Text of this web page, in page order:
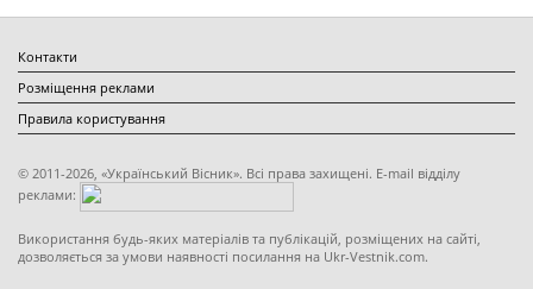
Контакти
Розміщення реклами
Правила користування
© 2011-2026, «Український Вісник». Всі права захищені. E-mail відділу
реклами:
Використання будь-яких матеріалів та публікацій, розміщених на сайті,
дозволяється за умови наявності посилання на Ukr-Vestnik.com.